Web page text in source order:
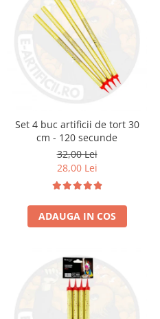
Set 4 buc artificii de tort 30
cm - 120 secunde
32,00 Lei
28,00 Lei
ADAUGA IN COS